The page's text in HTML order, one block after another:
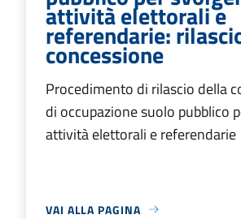
attività elettorali e
referendarie:
concessione
Procedimento di rilascio della
di occupazione suolo pubblico
attività elettorali e referendarie
VAI ALLA PAGINA